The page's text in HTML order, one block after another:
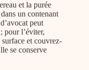
et la purée
un contenant
peut
pour l’éviter,
et couvrez-
se conserve